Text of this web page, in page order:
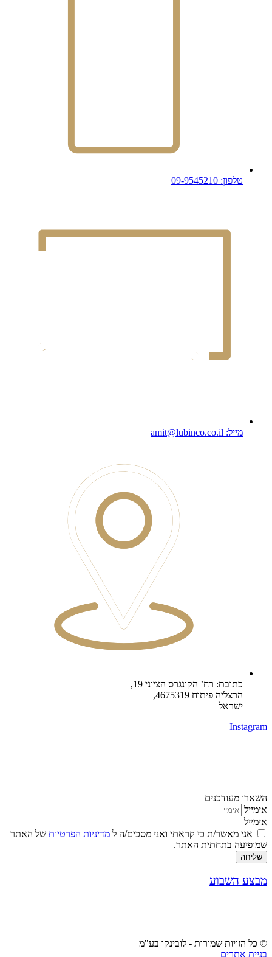
טלפון: 09-9545210
מייל: amit@lubinco.co.il
כתובת: רח’ הקונגרס הציוני 19,
הרצליה פיתוח 4675319,
ישראל
Instagram
השארו מעודכנים
אימייל
אימייל
אני מאשר/ת כי קראתי ואני מסכים/ה ל מדיניות הפרטיות של האתר
שמופיעה בתחתית האתר.
שליחה
מבצע השבוע
© כל הזויות שמורות - לובינקו בע"מ
בניית אתרים